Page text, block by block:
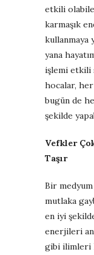
etkili
karmaşık
kullanmaya
yana
işlemi etkili
hocalar, her
bugün de
şekilde
Vefkler
Taşır
Bir medyum
mutlaka
en iyi
enerjileri
gibi ilimleri